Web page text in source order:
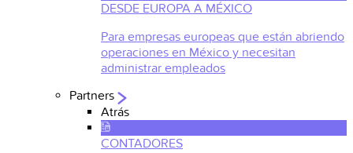
DESDE EUROPA A MÉXICO
Para empresas europeas que están abriendo
operaciones en México y necesitan
administrar empleados
Partners
Atrás
CONTADORES